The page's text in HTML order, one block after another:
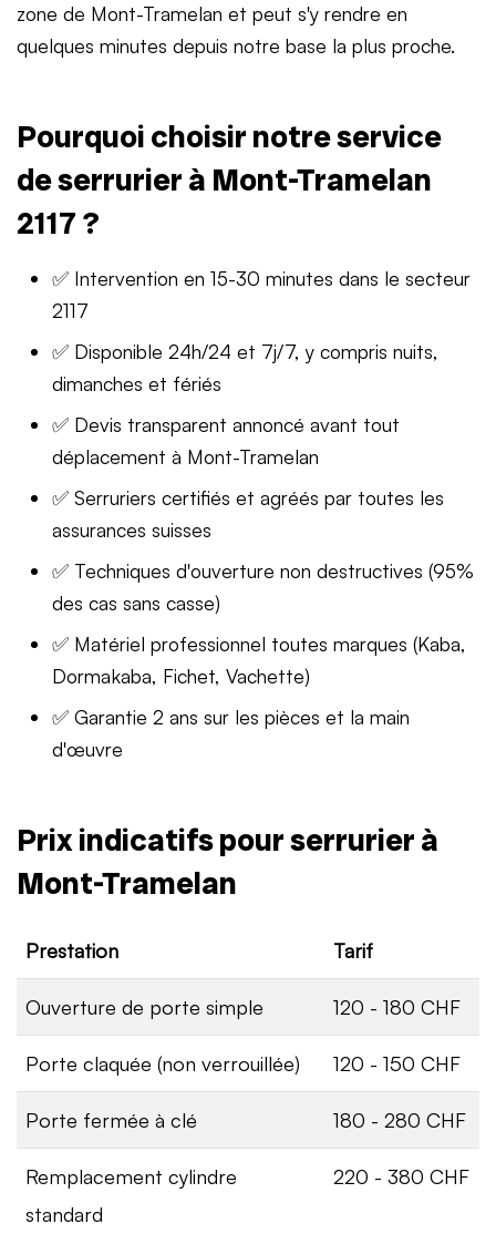
zone de Mont-Tramelan et peut s'y rendre en
quelques minutes depuis notre base la plus proche.
Pourquoi choisir notre service
de serrurier à Mont-Tramelan
2117 ?
✅ Intervention en 15-30 minutes dans le secteur
2117
✅ Disponible 24h/24 et 7j/7, y compris nuits,
dimanches et fériés
✅ Devis transparent annoncé avant tout
déplacement à Mont-Tramelan
✅ Serruriers certifiés et agréés par toutes les
assurances suisses
✅ Techniques d'ouverture non destructives (95%
des cas sans casse)
✅ Matériel professionnel toutes marques (Kaba,
Dormakaba, Fichet, Vachette)
✅ Garantie 2 ans sur les pièces et la main
d'œuvre
Prix indicatifs pour serrurier à
Mont-Tramelan
Prestation Tarif
Ouverture de porte simple 120 - 180 CHF
Porte claquée (non verrouillée) 120 - 150 CHF
Porte fermée à clé 180 - 280 CHF
Remplacement cylindre
standard
220 - 380 CHF